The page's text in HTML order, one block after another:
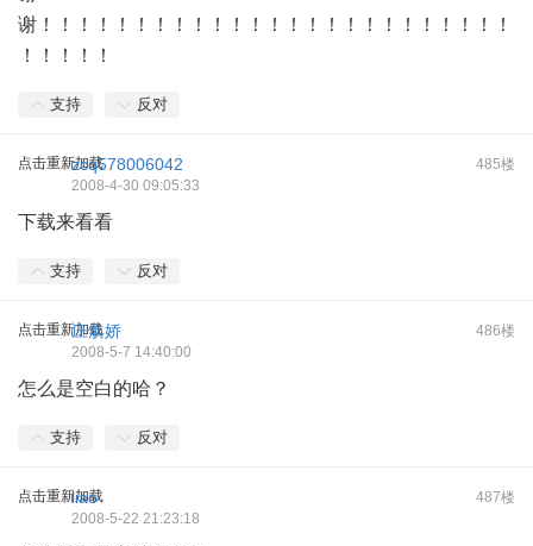
谢！！！！！！！！！！！！！！！！！！！！！！！！！
！！！！！
支持 反对
点击重新加载 485楼
zcq578006042
2008-4-30 09:05:33
下载来看看
支持 反对
点击重新加载 486楼
庄焕娇
2008-5-7 14:40:00
怎么是空白的哈？
支持 反对
点击重新加载 487楼
liao
2008-5-22 21:23:18